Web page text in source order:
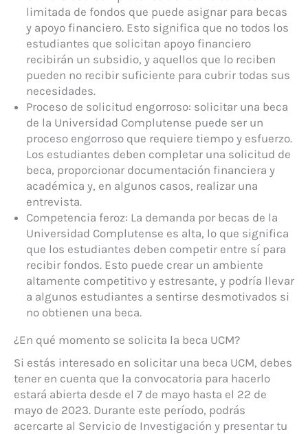
limitada de fondos que puede asignar para becas
y apoyo financiero. Esto significa que no todos los
estudiantes que solicitan apoyo financiero
recibirán un subsidio, y aquellos que lo reciben
pueden no recibir suficiente para cubrir todas sus
necesidades.
Proceso de solicitud engorroso: solicitar una beca
de la Universidad Complutense puede ser un
proceso engorroso que requiere tiempo y esfuerzo.
Los estudiantes deben completar una solicitud de
beca, proporcionar documentación financiera y
académica y, en algunos casos, realizar una
entrevista.
Competencia feroz: La demanda por becas de la
Universidad Complutense es alta, lo que significa
que los estudiantes deben competir entre sí para
recibir fondos. Esto puede crear un ambiente
altamente competitivo y estresante, y podría llevar
a algunos estudiantes a sentirse desmotivados si
no obtienen una beca.
¿En qué momento se solicita la beca UCM?
Si estás interesado en solicitar una beca UCM, debes
tener en cuenta que la convocatoria para hacerlo
estará abierta desde el 7 de mayo hasta el 22 de
mayo de 2023. Durante este período, podrás
acercarte al Servicio de Investigación y presentar tu